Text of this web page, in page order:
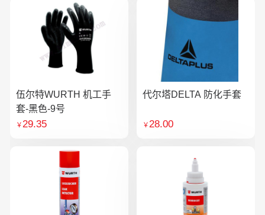
伍尔特WURTH 机工手
套-黑色-9号
￥29.35
代尔塔DELTA 防化手套
￥28.00